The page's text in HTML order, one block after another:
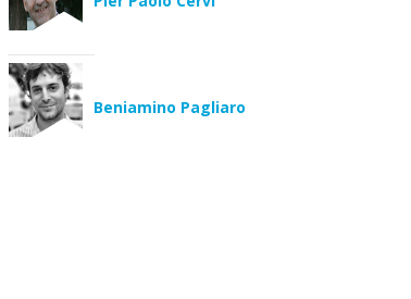
Beniamino Pagliaro